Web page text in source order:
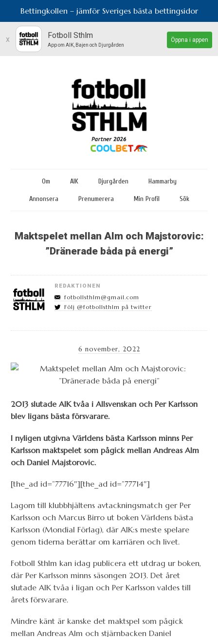
Bettingkollen – jämför Sveriges bästa bettingsidor
x Fotboll Sthlm
App om AIK, Bajen och Djurgården
Öppna i appen
Om AIK Djurgården Hammarby
Annonsera Prenumerera Min Profil Sök
Maktspelet mellan Alm och Majstorovic:
”Dränerade båda på energi”
REDAKTIONEN
fotbollsthlm@gmail.com
Följ @fotbollsthlm på twitter
6 november, 2022
2013 slutade AIK tvåa i Allsvenskan och Per Karlsson
blev ligans bästa försvarare.
I nyligen utgivna Världens bästa Karlsson minns Per
Karlsson maktspelet som pågick mellan Andreas Alm
och Daniel Majstorovic.
[the_ad id=”77716″][the_ad id=”77714″]
Lagom till klubbhjältens avtackningsmatch ger Per
Karlsson och Marcus Birro ut boken Världens bästa
Karlsson (Mondial Förlag), där AIK:s meste spelare
genom tiderna berättar om karriären och livet.
Fotboll Sthlm kan idag publicera ett utdrag ur boken,
där Per Karlsson minns säsongen 2013. Det året
slutade AIK tvåa i ligan och Per Karlsson valdes till
årets försvarare.
Mindre känt är kanske det maktspel som pågick
mellan Andreas Alm och stjärnbacken Daniel